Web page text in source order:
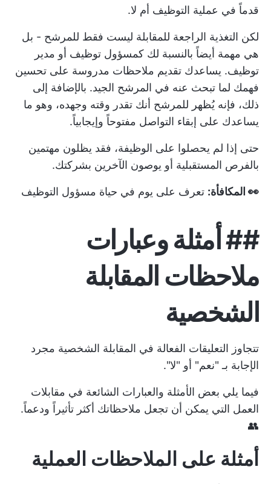
قدماً في عملية التوظيف أم لا.
لكن التغذية الراجعة للمقابلة ليست فقط للمرشح - بل
هي مهمة أيضاً بالنسبة لك كمسؤول توظيف أو مدير
توظيف. يساعدك تقديم ملاحظات مدروسة على تحسين
فهمك لما تبحث عنه في المرشح الجيد. بالإضافة إلى
ذلك، فإنه يُظهر للمرشح أنك تقدر وقته وجهده، وهو ما
يساعدك على إبقاء التواصل مفتوحاً وإيجابياً.
حتى إذا لم يحصلوا على الوظيفة، فقد يظلون مهتمين
بالفرص المستقبلية أو يوصون الآخرين بشركتك.
👀 المكافأة: تعرف على يوم في حياة مسؤول التوظيف
## أمثلة وعبارات
ملاحظات المقابلة
الشخصية
تتجاوز التعليقات الفعالة في المقابلة الشخصية مجرد
الإجابة بـ "نعم" أو "لا".
فيما يلي بعض الأمثلة والعبارات الشائعة في مقابلات
العمل التي يمكن أن تجعل ملاحظاتك أكثر تأثيراً ودعماً.
👥
أمثلة على الملاحظات العملية